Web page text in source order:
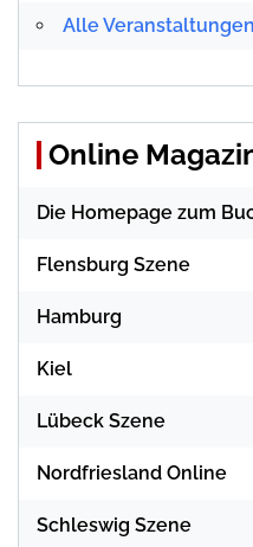
Alle Veranstaltungen
Online
Die Homepage zum
Flensburg Szene
Hamburg
Kiel
Lübeck Szene
Nordfriesland Online
Schleswig Szene